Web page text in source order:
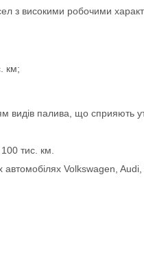
з високими робочими
км;
видів палива, що сприяють
тис. км.
автомобілях Volkswagen,